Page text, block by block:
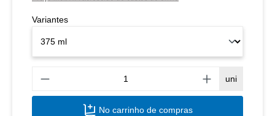
Variantes
uni
No carrinho de compras